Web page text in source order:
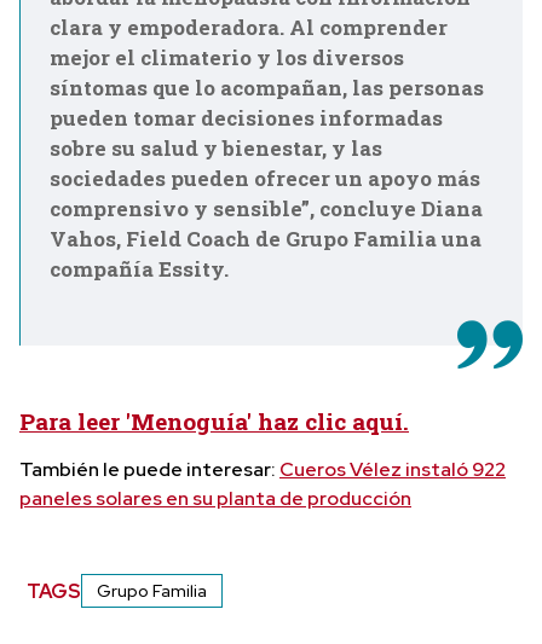
clara y empoderadora. Al comprender
mejor el climaterio y los diversos
síntomas que lo acompañan, las personas
pueden tomar decisiones informadas
sobre su salud y bienestar, y las
sociedades pueden ofrecer un apoyo más
comprensivo y sensible”, concluye Diana
Vahos, Field Coach de Grupo Familia una
compañía Essity.
Para leer 'Menoguía' haz clic aquí.
También le puede interesar: Cueros Vélez instaló 922
paneles solares en su planta de producción
TAGS Grupo Familia